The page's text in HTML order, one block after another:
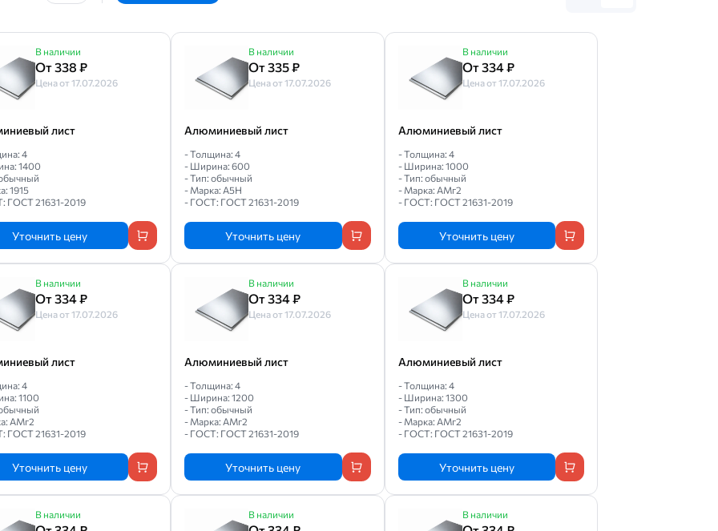
В наличии
От 338 ₽
Цена от 17.07.2026
лист
4
1400
1915
ГОСТ 21631-2019
Уточнить цену
В наличии
От 335 ₽
Цена от 17.07.2026
Алюминиевый лист
- Толщина: 4
- Ширина: 600
- Тип: обычный
- Марка: А5Н
- ГОСТ: ГОСТ 21631-2019
Уточнить цену
В наличии
От 334 ₽
Цена от 17.07.2026
Алюминиевый лист
- Толщина: 4
- Ширина: 1000
- Тип: обычный
- Марка: АМг2
- ГОСТ: ГОСТ 21631-2019
Уточнить цену
В наличии
От 334 ₽
Цена от 17.07.2026
лист
4
1100
АМг2
ГОСТ 21631-2019
Уточнить цену
В наличии
От 334 ₽
Цена от 17.07.2026
Алюминиевый лист
- Толщина: 4
- Ширина: 1200
- Тип: обычный
- Марка: АМг2
- ГОСТ: ГОСТ 21631-2019
Уточнить цену
В наличии
От 334 ₽
Цена от 17.07.2026
Алюминиевый лист
- Толщина: 4
- Ширина: 1300
- Тип: обычный
- Марка: АМг2
- ГОСТ: ГОСТ 21631-2019
Уточнить цену
В наличии В наличии В наличии